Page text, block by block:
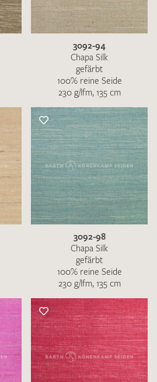
3092-94
Chapa Silk
gefärbt
100% reine Seide
230 g/lfm, 135 cm
3092-98
Chapa Silk
gefärbt
100% reine Seide
230 g/lfm, 135 cm